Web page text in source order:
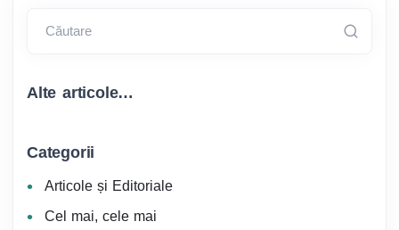
Căutare
Alte articole…
Categorii
Articole și Editoriale
Cel mai, cele mai